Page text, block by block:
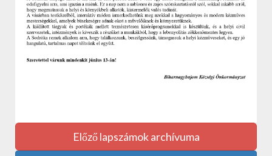
Előző lapszámok archívuma